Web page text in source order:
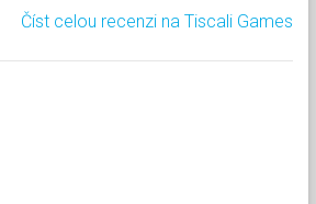
Číst celou recenzi na Tiscali Games